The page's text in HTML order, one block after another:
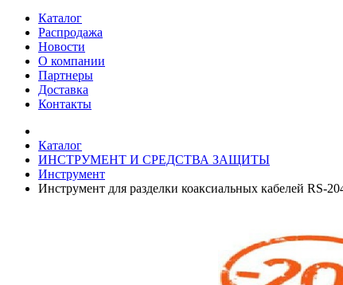
Каталог
Распродажа
Новости
О компании
Партнеры
Доставка
Контакты
Каталог
ИНСТРУМЕНТ И СРЕДСТВА ЗАЩИТЫ
Инструмент
Инструмент для разделки коаксиальных кабелей RS-